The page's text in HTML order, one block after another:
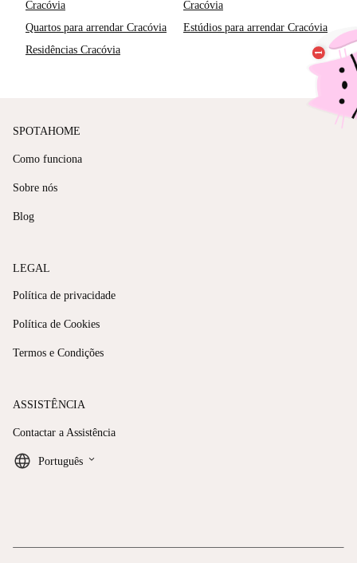
Cracóvia
Cracóvia
Quartos para arrendar Cracóvia
Estúdios para arrendar Cracóvia
Residências Cracóvia
SPOTAHOME
Como funciona
Sobre nós
Blog
LEGAL
Política de privacidade
Política de Cookies
Termos e Condições
ASSISTÊNCIA
Contactar a Assistência
Português keyboard_arrow_down